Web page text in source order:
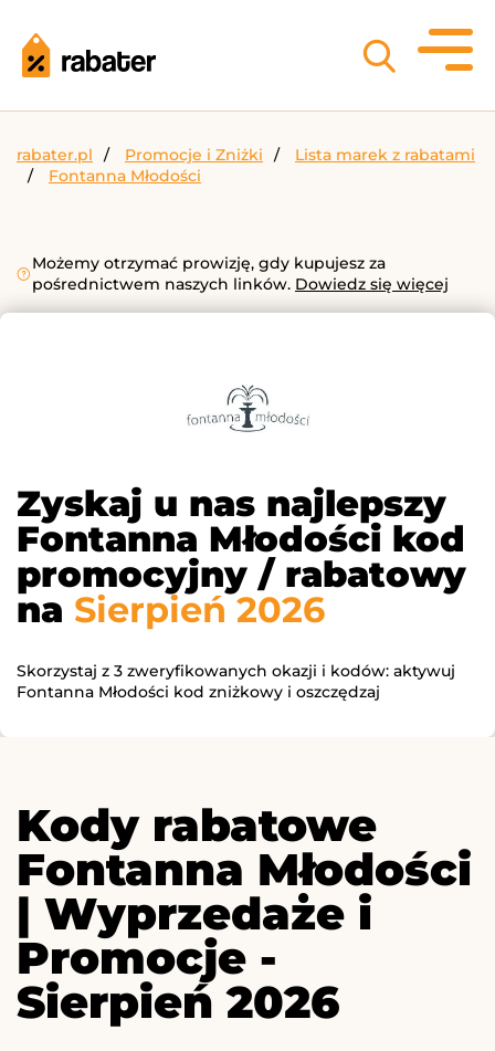
rabater.pl Promocje i Zniżki
Lista marek z rabatami
Fontanna Młodości
Możemy otrzymać prowizję, gdy kupujesz za
pośrednictwem naszych linków. Dowiedz się więcej
Zyskaj u nas najlepszy
Fontanna Młodości kod
promocyjny / rabatowy
na Sierpień 2026
Skorzystaj z 3 zweryfikowanych okazji i kodów: aktywuj
Fontanna Młodości kod zniżkowy i oszczędzaj
Kody rabatowe
Fontanna Młodości
| Wyprzedaże i
Promocje -
Sierpień 2026